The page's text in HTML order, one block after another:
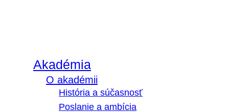
Akadémia
O akadémii
História a súčasnosť
Poslanie a ambícia